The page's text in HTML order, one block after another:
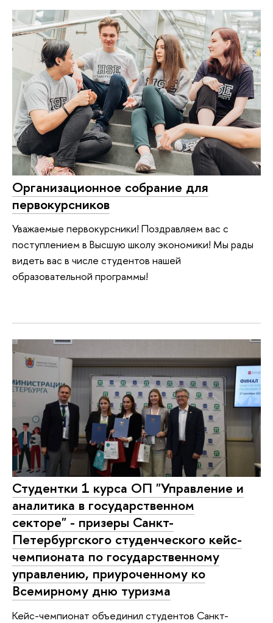
Организационное собрание для
первокурсников
Уважаемые первокурсники! Поздравляем вас с
поступлением в Высшую школу экономики! Мы рады
видеть вас в числе студентов нашей
образовательной программы!
Студентки 1 курса ОП "Управление и
аналитика в государственном
секторе" - призеры Санкт-
Петербургского студенческого кейс-
чемпионата по государственному
управлению, приуроченному ко
Всемирному дню туризма
Кейс-чемпионат объединил студентов Санкт-